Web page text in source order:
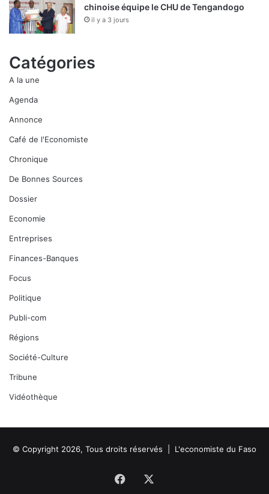
chinoise équipe le CHU de Tengandogo
il y a 3 jours
Catégories
A la une
Agenda
Annonce
Café de l'Economiste
Chronique
De Bonnes Sources
Dossier
Economie
Entreprises
Finances-Banques
Focus
Politique
Publi-com
Régions
Société-Culture
Tribune
Vidéothèque
© Copyright 2026, Tous droits réservés | L'economiste du Faso
Facebook